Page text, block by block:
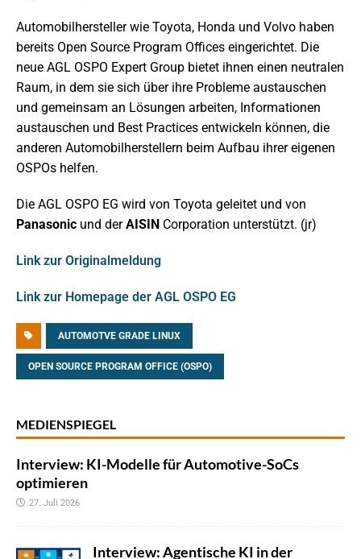
Automobilhersteller wie Toyota, Honda und Volvo haben
bereits Open Source Program Offices eingerichtet. Die
neue AGL OSPO Expert Group bietet ihnen einen neutralen
Raum, in dem sie sich über ihre Probleme austauschen
und gemeinsam an Lösungen arbeiten, Informationen
austauschen und Best Practices entwickeln können, die
anderen Automobilherstellern beim Aufbau ihrer eigenen
OSPOs helfen.
Die AGL OSPO EG wird von Toyota geleitet und von
Panasonic und derAISIN Corporation unterstützt. (jr)
Link zur Originalmeldung
Link zur Homepage der AGL OSPO EG
AUTOMOTVE GRADE LINUX
OPEN SOURCE PROGRAM OFFICE (OSPO)
MEDIENSPIEGEL
Interview: KI-Modelle für Automotive-SoCs
optimieren
27. Juli 2026
Interview: Agentische KI in der